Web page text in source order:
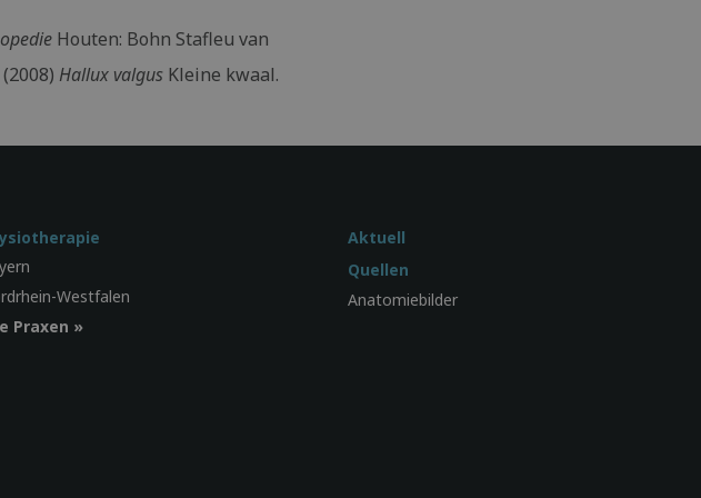
Houten: Bohn Stafleu van
Hallux valgus Kleine kwaal.
Westfalen
Praxen »
Aktuell
Quellen
Anatomiebilder